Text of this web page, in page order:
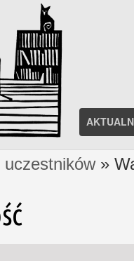
uczestników»